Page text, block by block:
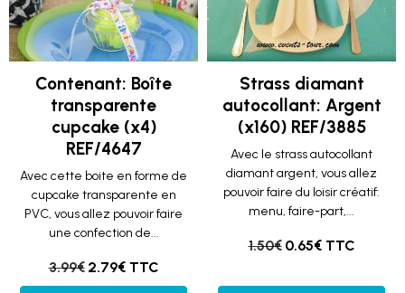
Contenant: Boîte
transparente
cupcake (x4)
REF/4647
Avec cette boite en forme de
cupcake transparente en
PVC, vous allez pouvoir faire
une confection de...
3.99€ 2.79€ TTC
Strass diamant
autocollant: Argent
(x160) REF/3885
Avec le strass autocollant
diamant argent, vous allez
pouvoir faire du loisir créatif:
menu, faire-part,...
1.50€ 0.65€ TTC